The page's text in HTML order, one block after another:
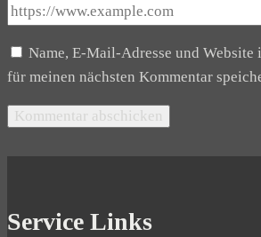
Name, E-Mail-Adresse und Website
für meinen nächsten Kommentar
Service Links